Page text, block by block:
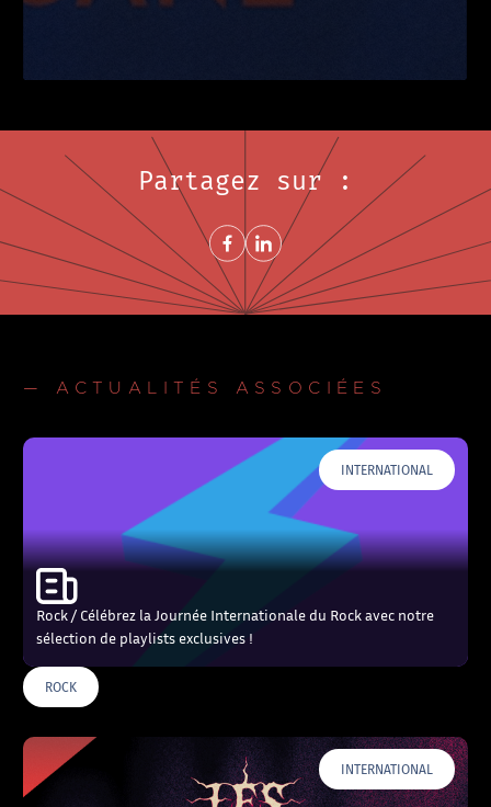
Partagez sur :
Share on FacebookNouvelle fenêtre
Share on LinkedInNouvelle fenêtre
— ACTUALITÉS ASSOCIÉES
INTERNATIONAL
Rock / Célébrez la Journée Internationale du Rock avec notre
sélection de playlists exclusives !
ROCK
INTERNATIONAL